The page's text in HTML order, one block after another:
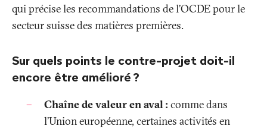
qui précise les recommandations de l’OCDE pour le
secteur suisse des matières premières.
Sur quels points le contre-projet doit-il
encore être amélioré ?
Chaîne de valeur en aval: comme dans
l’Union européenne, certaines activités en